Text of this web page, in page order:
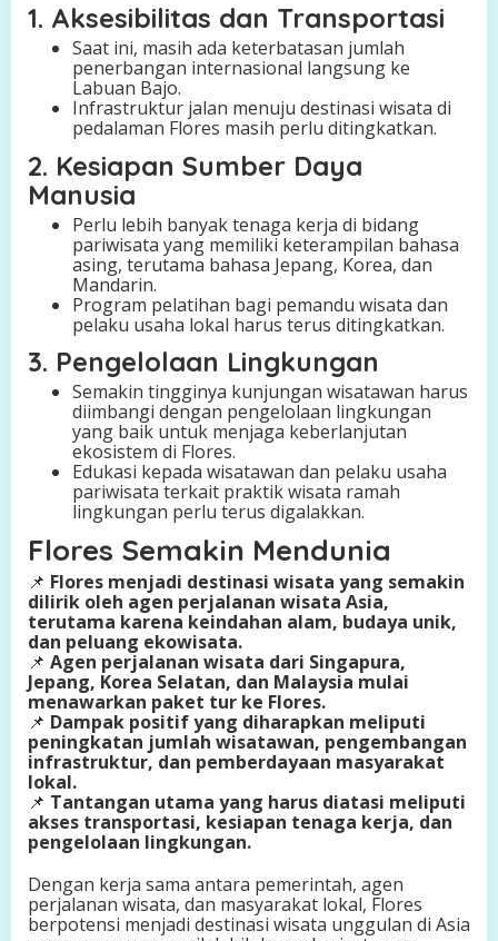
1. Aksesibilitas dan Transportasi
Saat ini, masih ada keterbatasan jumlah
penerbangan internasional langsung ke
Labuan Bajo.
Infrastruktur jalan menuju destinasi wisata di
pedalaman Flores masih perlu ditingkatkan.
2. Kesiapan Sumber Daya
Manusia
Perlu lebih banyak tenaga kerja di bidang
pariwisata yang memiliki keterampilan bahasa
asing, terutama bahasa Jepang, Korea, dan
Mandarin.
Program pelatihan bagi pemandu wisata dan
pelaku usaha lokal harus terus ditingkatkan.
3. Pengelolaan Lingkungan
Semakin tingginya kunjungan wisatawan harus
diimbangi dengan pengelolaan lingkungan
yang baik untuk menjaga keberlanjutan
ekosistem di Flores.
Edukasi kepada wisatawan dan pelaku usaha
pariwisata terkait praktik wisata ramah
lingkungan perlu terus digalakkan.
Flores Semakin Mendunia
📌 Flores menjadi destinasi wisata yang semakin
dilirik oleh agen perjalanan wisata Asia,
terutama karena keindahan alam, budaya unik,
dan peluang ekowisata.
📌 Agen perjalanan wisata dari Singapura,
Jepang, Korea Selatan, dan Malaysia mulai
menawarkan paket tur ke Flores.
📌 Dampak positif yang diharapkan meliputi
peningkatan jumlah wisatawan, pengembangan
infrastruktur, dan pemberdayaan masyarakat
lokal.
📌 Tantangan utama yang harus diatasi meliputi
akses transportasi, kesiapan tenaga kerja, dan
pengelolaan lingkungan.
Dengan kerja sama antara pemerintah, agen
perjalanan wisata, dan masyarakat lokal, Flores
berpotensi menjadi destinasi wisata unggulan di Asia